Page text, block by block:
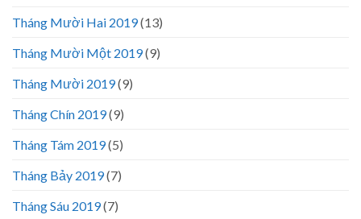
Tháng Mười Hai 2019(13)
Tháng Mười Một 2019(9)
Tháng Mười 2019(9)
Tháng Chín 2019(9)
Tháng Tám 2019(5)
Tháng Bảy 2019(7)
Tháng Sáu 2019(7)